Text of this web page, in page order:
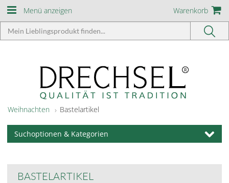
Menü anzeigen Warenkorb
Weihnachten Bastelartikel
Suchoptionen & Kategorien
BASTELARTIKEL